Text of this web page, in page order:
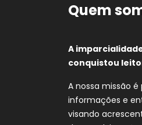
Quem
A
conquistou
A nossa missão
informações e
visando